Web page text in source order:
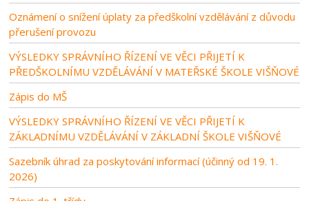
Oznámení o snížení úplaty za předškolní vzdělávání z důvodu
přerušení provozu
VÝSLEDKY SPRÁVNÍHO ŘÍZENÍ VE VĚCI PŘIJETÍ K
PŘEDŠKOLNÍMU VZDĚLÁVÁNÍ V MATEŘSKÉ ŠKOLE VIŠŇOVÉ
Zápis do MŠ
VÝSLEDKY SPRÁVNÍHO ŘÍZENÍ VE VĚCI PŘIJETÍ K
ZÁKLADNÍMU VZDĚLÁVÁNÍ V ZÁKLADNÍ ŠKOLE VIŠŇOVÉ
Sazebník úhrad za poskytování informací (účinný od 19. 1.
2026)